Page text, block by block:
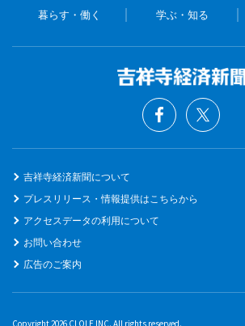
暮らす・働く 学ぶ・知る
吉祥寺経済新聞について
プレスリリース・情報提供はこちらから
アクセスデータの利用について
お問い合わせ
広告のご案内
Copyright 2026 CLOLE INC. All rights reserved.